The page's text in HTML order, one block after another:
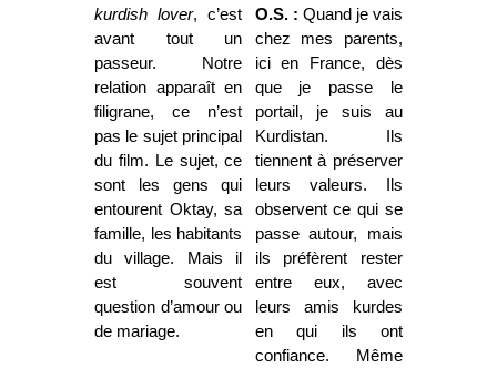
kurdish lover, c’est
avant tout un
passeur. Notre
relation apparaît en
filigrane, ce n’est
pas le sujet principal
du film. Le sujet, ce
sont les gens qui
entourent Oktay, sa
famille, les habitants
du village. Mais il
est souvent
question d’amour ou
de mariage.
O.S. : Quand je vais
chez mes parents,
ici en France, dès
que je passe le
portail, je suis au
Kurdistan. Ils
tiennent à préserver
leurs valeurs. Ils
observent ce qui se
passe autour, mais
ils préfèrent rester
entre eux, avec
leurs amis kurdes
en qui ils ont
confiance. Même